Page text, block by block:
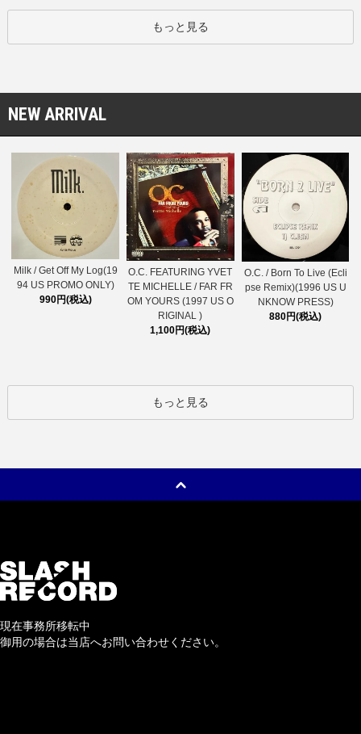
もっと見る
NEW ARRIVAL
Milk / Get Off My Log(19
94 US PROMO ONLY)
990円(税込)
O.C. FEATURING YVET
TE MICHELLE / FAR FR
OM YOURS (1997 US O
RIGINAL )
1,100円(税込)
O.C. / Born To Live (Ecli
pse Remix)(1996 US U
NKNOW PRESS)
880円(税込)
もっと見る
現在事務所移転中
御用の場合は当店へお問い合わせください。